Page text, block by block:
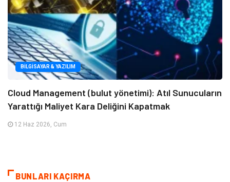
BILGISAYAR & YAZILIM
Cloud Management (bulut yönetimi): Atıl Sunucuların
Yarattığı Maliyet Kara Deliğini Kapatmak
12 Haz 2026, Cum
BUNLARI KAÇIRMA